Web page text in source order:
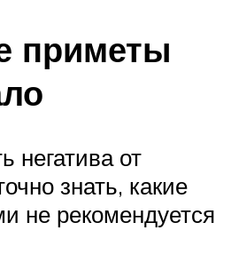
приметы
негатива от
знать, какие
не рекомендуется